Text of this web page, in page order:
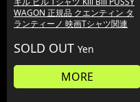
WAGON 正規品 クエンティン タ
ランティーノ 映画Tシャツ関連
SOLD OUT Yen
MORE